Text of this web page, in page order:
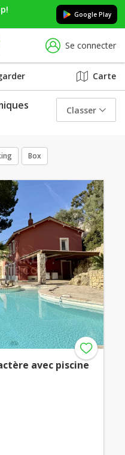
Google Play
Se connecter
Carte
Classer
Box
avec piscine